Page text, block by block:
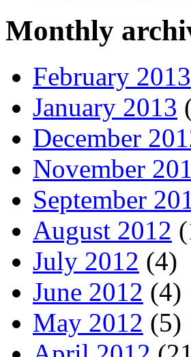
Monthly
February 2013
January 2013
December
November
September
August 2012
July 2012 (4)
June 2012 (4)
May 2012 (5)